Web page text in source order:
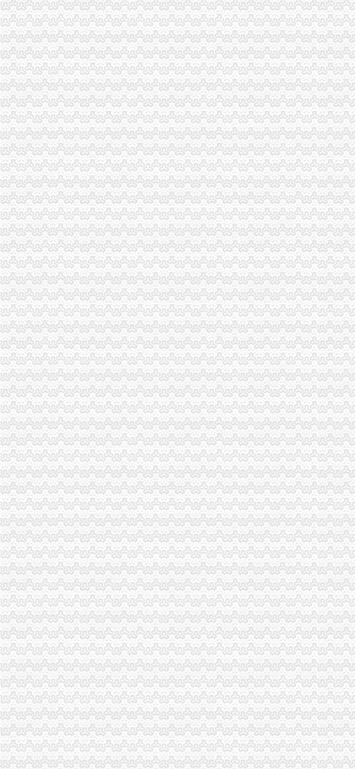
税务注销所需时间
2017年税务注销流程-注册公司-淘丁财税
巴彦淖尔市税务注销登记-内蒙古自区
办理注销税务登记程序及所需资料—代办税务注销、吊销转注销-久久
税务注销管理办_工商税务_中顾律网
重庆“三证合一”如何注销税务登记？_搜狐财经_搜狐网
办理北京公司税务解税务注销
沧县加税务注销登记管理_河北新闻网
前海地税局推税务注销业务创新_财经_腾讯网
青岛市税务注销工商注销-企税无忧_【公司注册服务】
企业税务注销清算中的问题及应对
北京公司税务注销、公司注销等步骤-北京58同城
深圳新注销税务登记流程_搜狐财经_搜狐网
公司税务注销流程-商务服务-绍兴E网
税务注销-光奥美集团
办理税务注销,国税、地税、工商注销流程
【税务注销|企业注销登报电话】（图）-供应信息-环球经贸网
税务注销登记_百度百科
税务注销自查报告-整改报告
【税务注销-广州税务注销-广州税务注销公司】税务注销-广州税务注销-
你知道税务注销流程吗-中国出口退税咨询网
办理税务注销指引-东莞58同城
公司税务注销_第1页_时尚家居杂谈_家居_西祠胡同
办理税务注销登记_中国萍乡
如何办理税务注销？税务注销办理流程
《税务注销申请书》十篇专业写作指导
税务注销,税务登记注销报告,税务登记注销清算鉴证报告-
税务注销,税务登记注销报告,税务登记注销清算鉴证报告-
代办北京税务注销税务解流程及材料
文章-湖南省地税税务注销登记
江汉区税务注销哪家服务好
税务注销证明-证明书范本-理财网
四川成都代办税务注销要哪些材料？-百姓生活网
办理北京公司注销、税务注销、税务解-北京58同城
税务注销咨询_四川汽车论坛_XCAR爱卡汽车俱乐部
【代办税务注销执照吊销转注销人户税务解】价格,厂家,图
公司税务注销的时候,工商可以一起注销吗?-知乎
2018税务注销所需资料_财经频道_东方头条
东西湖分公司注销,税务注销流程-爱喇叭网
税务注销定义_第1页_中华会计网_职场_西祠胡同
【提供服务税务注销流程-税务注销流程（手续）是什么】价格_厂家_
企业税务注销资料一览
税务注销清税：画一个句号难不难-财会新闻
分支机构税务注销
税务注销需要提供那些材料-上海58同城
东西湖税务注销报告